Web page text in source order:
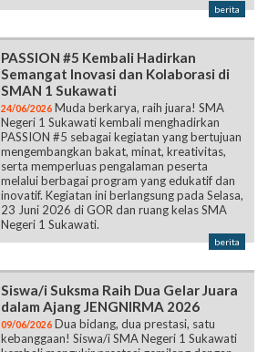
berita
PASSION #5 Kembali Hadirkan
Semangat Inovasi dan Kolaborasi di
SMAN 1 Sukawati
24/06/2026 Muda berkarya, raih juara! SMA
Negeri 1 Sukawati kembali menghadirkan
PASSION #5 sebagai kegiatan yang bertujuan
mengembangkan bakat, minat, kreativitas,
serta memperluas pengalaman peserta
melalui berbagai program yang edukatif dan
inovatif. Kegiatan ini berlangsung pada Selasa,
23 Juni 2026 di GOR dan ruang kelas SMA
Negeri 1 Sukawati.
berita
Siswa/i Suksma Raih Dua Gelar Juara
dalam Ajang JENGNIRMA 2026
09/06/2026 Dua bidang, dua prestasi, satu
kebanggaan! Siswa/i SMA Negeri 1 Sukawati